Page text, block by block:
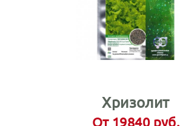
Хризолит
От 19840 руб.